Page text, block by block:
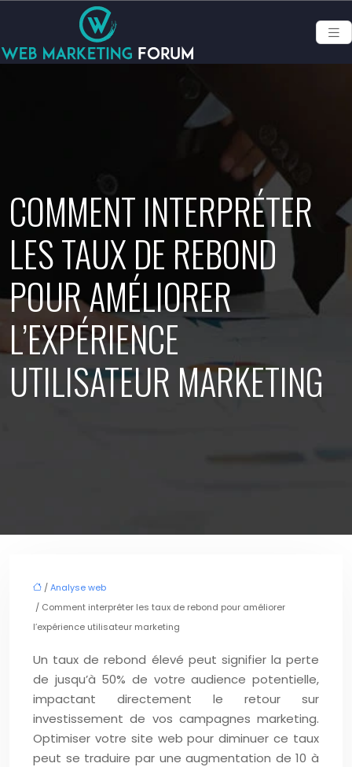
COMMENT INTERPRÉTER
LES TAUX DE REBOND
POUR AMÉLIORER
L’EXPÉRIENCE
UTILISATEUR MARKETING
/Analyse web
/ Comment interpréter les taux de rebond pour améliorer
l’expérience utilisateur marketing
Un taux de rebond élevé peut signifier la perte
de jusqu’à 50% de votre audience potentielle,
impactant directement le retour sur
investissement de vos campagnes marketing.
Optimiser votre site web pour diminuer ce taux
peut se traduire par une augmentation de 10 à